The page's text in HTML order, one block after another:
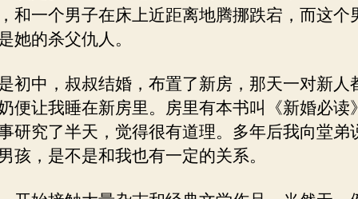
和一个男子在床上近距离地腾挪跌宕，而这个
她的杀父仇人。
初中，叔叔结婚，布置了新房，那天一对新人
便让我睡在新房里。房里有本书叫《新婚必读
研究了半天，觉得很有道理。多年后我向堂弟
孩，是不是和我也有一定的关系。